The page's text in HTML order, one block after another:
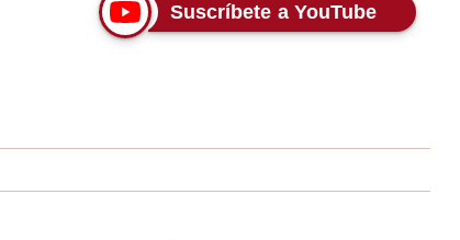
Suscríbete a YouTube